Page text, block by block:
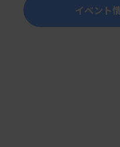
イベント